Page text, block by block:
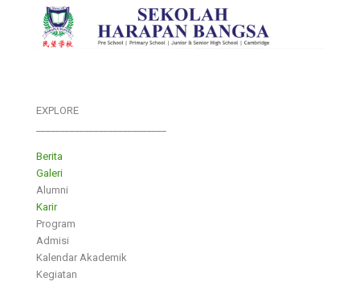
EXPLORE
Berita
Galeri
Alumni
Karir
Program
Admisi
Kalendar Akademik
Kegiatan